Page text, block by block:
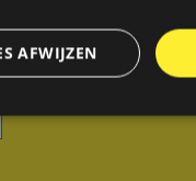
AFWIJZEN